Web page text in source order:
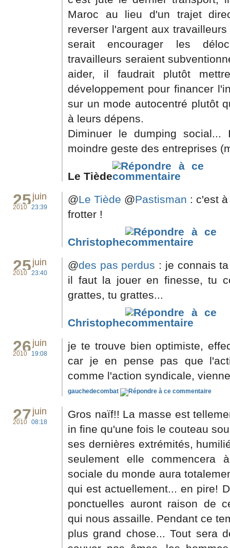
Maroc au lieu d'un trajet
reverser l'argent aux
serait encourager les
travailleurs seraient
aider, il faudrait plutôt
développement pour financer
sur un mode autocentré plutôt
à leurs dépens.
Diminuer le dumping
moindre geste des entreprises
Le Tiède
25 juin
2010 23:39
@Le Tiède @Pastisman : c'est
frotter !
Christophe
25 juin
2010 23:40
@des pas perdus : je connais
il faut la jouer en finesse, tu
grattes, tu grattes...
Christophe
26 juin
2010 19:08
je te trouve bien optimiste,
car je en pense pas que
comme l'action syndicale,
gauchedecombat
27 juin
2010 08:18
Gros naïf!! La masse est
in fine qu'une fois le couteau
ses dernières extrémités,
seulement elle commencera
sociale du monde aura
qui est actuellement... en pire!
ponctuelles auront raison de
qui nous assaille. Pendant ce
plus grand chose... Tout sera